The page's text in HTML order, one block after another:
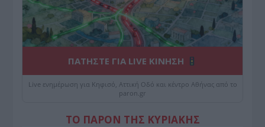
ΠΑΤΗΣΤΕ ΓΙΑ LIVE ΚΙΝΗΣΗ
Live ενημέρωση για Κηφισό, Αττική Οδό και κέντρο Αθήνας από το
paron.gr
ΤΟ ΠΑΡΟΝ ΤΗΣ ΚΥΡΙΑΚΗΣ